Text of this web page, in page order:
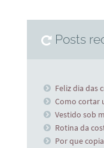
Posts
Feliz dia das
Como cortar
Vestido sob
Rotina da
Por que